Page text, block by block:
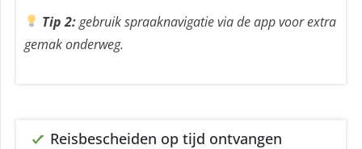
Tip 2:gebruik spraaknavigatie via de app voor extra
gemak onderweg.
Reisbescheiden op tijd ontvangen